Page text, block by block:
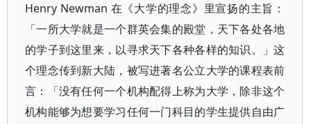
Henry Newman 在《大学的理念》里宣扬的主旨：
「一所大学就是一个群英会集的殿堂，天下各处各地
的学子到这里来，以寻求天下各种各样的知识。」这
个理念传到新大陆，被写进著名公立大学的课程表前
言：「没有任何一个机构配得上称为大学，除非这个
机构能够为想要学习任何一门科目的学生提供自由广